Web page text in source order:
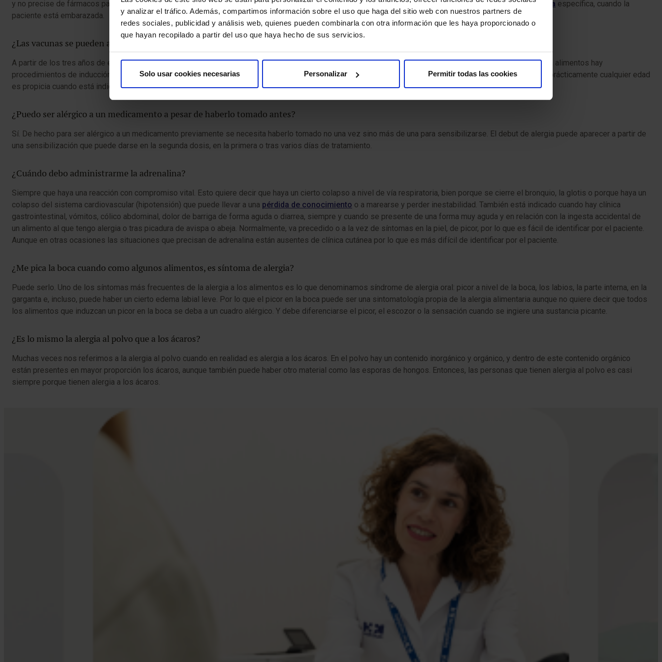
y analizar el tráfico. Además, compartimos información sobre el uso que haga del sitio web con nuestros partners de
redes sociales, publicidad y análisis web, quienes pueden combinarla con otra información que les haya proporcionado o
que hayan recopilado a partir del uso que haya hecho de sus servicios.
Solo usar cookies necesarias Personalizar Permitir todas las cookies
y no precise de fármacos para controlarla, por lo tanto, sería algo beneficioso para la embarazada. Lo que no se hace es iniciar una vacuna, unainmunoterapia específica, cuando la
paciente está embarazada.
¿Las vacunas se pueden administrar a cualquier edad?
A partir de los tres años de edad aproximadamente, siempre que estén indicadas, se pueden prescribir lasvacunaspara alergia respiratoria. Para la alergia a alimentos hay
procedimientos de inducción de tolerancia oral,inmunoterapiaoral, que también puede iniciarse en la primera infancia. Por lo tanto, se puede afirmar que la prácticamente cualquier edad
es propicia cuando está indicada la vacuna.
¿Puedo ser alérgico a un medicamento a pesar de haberlo tomado antes?
Sí. De hecho para ser alérgico a un medicamento previamente se necesita haberlo tomado no una vez sino más de una para sensibilizarse. El debut de alergia puede aparecer a partir de
una sensibilización que puede darse en la segunda dosis, en la primera o tras varios días de tratamiento.
¿Cuándo debo administrarme la adrenalina?
Siempre que haya una reacción con compromiso vital. Esto quiere decir que haya un cierto colapso a nivel de vía respiratoria, bien porque se cierre el bronquio, la glotis o porque haya un
colapso del sistema cardiovascular (hipotensión) que puede llevar a una pérdida de conocimiento o a marearse y perder inestabilidad. También está indicado cuando hay clínica
gastrointestinal, vómitos, cólico abdominal, dolor de barriga de forma aguda o diarrea, siempre y cuando se presente de una forma muy aguda y en relación con la ingesta accidental de
un alimento al que tengo alergia o tras picadura de avispa o abeja. Normalmente, va precedido o a la vez de síntomas en la piel, de picor, por lo que es fácil de identificar por el paciente.
Aunque en otras ocasiones las situaciones que precisan de adrenalina están ausentes de clínica cutánea por lo que es más difícil de identificar por el paciente.
¿Me pica la boca cuando como algunos alimentos, es síntoma de alergia?
Puede serlo. Uno de los síntomas más frecuentes de la alergia a los alimentos es lo que denominamos síndrome de alergia oral: picor a nivel de la boca, los labios, la parte interna, en la
garganta e, incluso, puede haber un cierto edema labial leve. Por lo que el picor en la boca puede ser una sintomatología propia de la alergia alimentaria aunque no quiere decir que todos
los alimentos que induzcan un picor en la boca se deba a un cuadro alérgico. Y debe diferenciarse el picor, el escozor o la sensación cuando se ingiere una sustancia picante.
¿Es lo mismo la alergia al polvo que a los ácaros?
Muchas veces nos referimos a la alergia al polvo cuando en realidad es alergia a los ácaros. En el polvo hay un contenido inorgánico y orgánico, y dentro de este contenido orgánico
están presentes en mayor proporción los ácaros, aunque también puede haber otro material como las esporas de hongos. Entonces, las personas que tienen alergia al polvo es casi
siempre porque tienen alergia a los ácaros.